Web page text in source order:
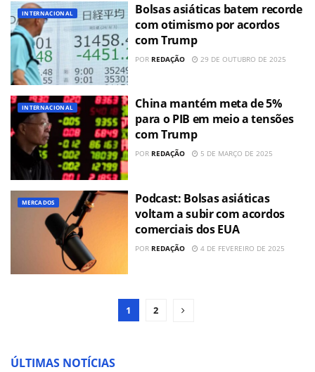
INTERNACIONAL
Bolsas asiáticas batem recorde
com otimismo por acordos
com Trump
POR REDAÇÃO 29 DE OUTUBRO DE 2025
INTERNACIONAL
China mantém meta de 5%
para o PIB em meio a tensões
com Trump
POR REDAÇÃO 5 DE MARÇO DE 2025
MERCADOS
Podcast: Bolsas asiáticas
voltam a subir com acordos
comerciais dos EUA
POR REDAÇÃO 4 DE FEVEREIRO DE 2025
1 2
ÚLTIMAS NOTÍCIAS